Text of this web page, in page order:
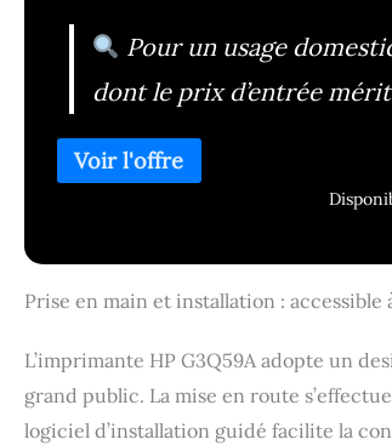
Pour un usage
dont le prix d’entrée
Prise en main et installation : accessible
L’imprimante HP G3Q59A adopte un
grand public. La mise en route
logiciel d’installation guidé facilite la